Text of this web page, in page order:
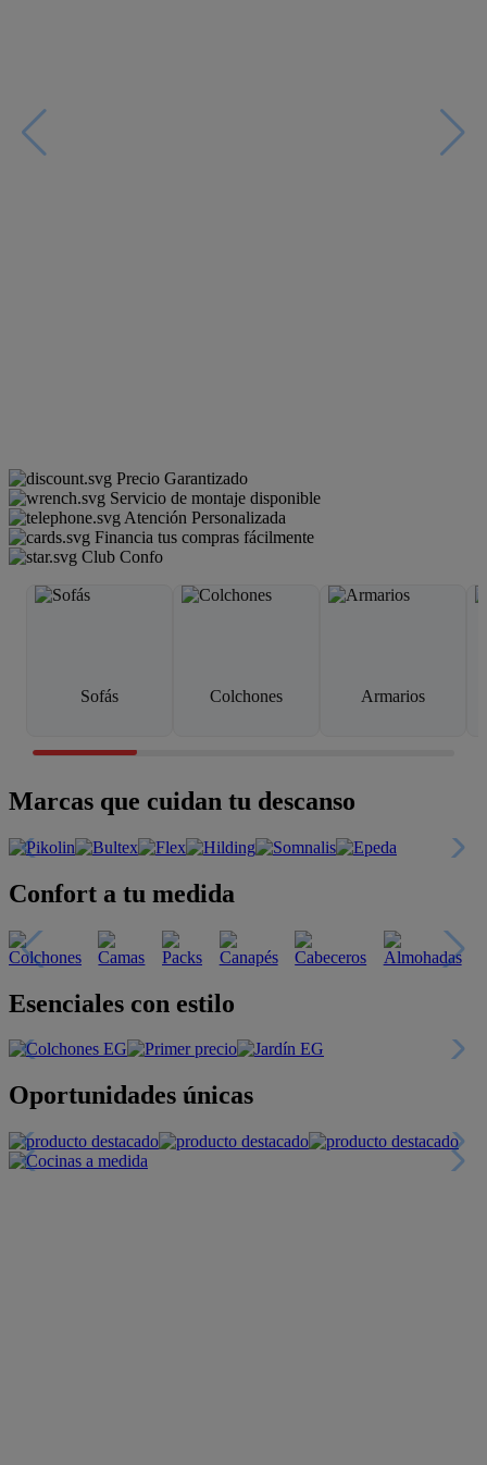
Precio Garantizado
Servicio de montaje disponible
Atención Personalizada
Financia tus compras fácilmente
Club Confo
Sofás Colchones Armarios
Marcas que cuidan tu descanso
Confort a tu medida
Esenciales con estilo
Oportunidades únicas